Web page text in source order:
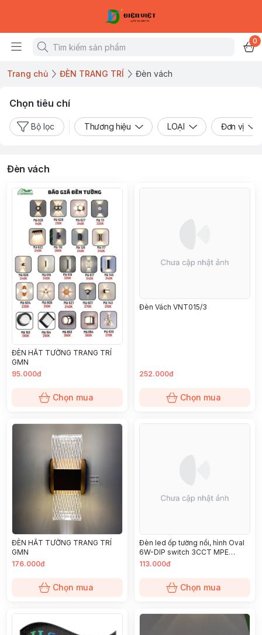
0
Trang chủ ĐÈN TRANG TRÍ Đèn vách
Chọn tiêu chí
Bộ lọc Thương hiệu LOẠI Đơn vị
Đèn vách
ĐÈN HẮT TƯỜNG TRANG TRÍ
GMN
95.000đ
Chọn mua
Đèn Vách VNT015/3
252.000đ
Chọn mua
ĐÈN HẮT TƯỜNG TRANG TRÍ
GMN
176.000đ
Chọn mua
Đèn led ốp tường nổi, hình Oval
6W-DIP switch 3CCT MPE
(BHO-6)
113.000đ
Chọn mua